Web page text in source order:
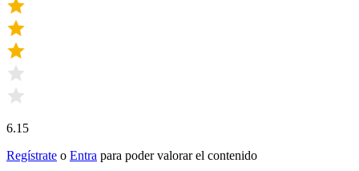
6.15
Regístrate o Entra para poder valorar el contenido